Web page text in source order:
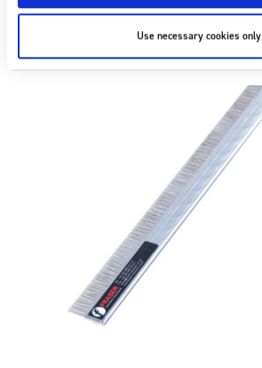
Use necessary cookies only
LIRE LA SUITE